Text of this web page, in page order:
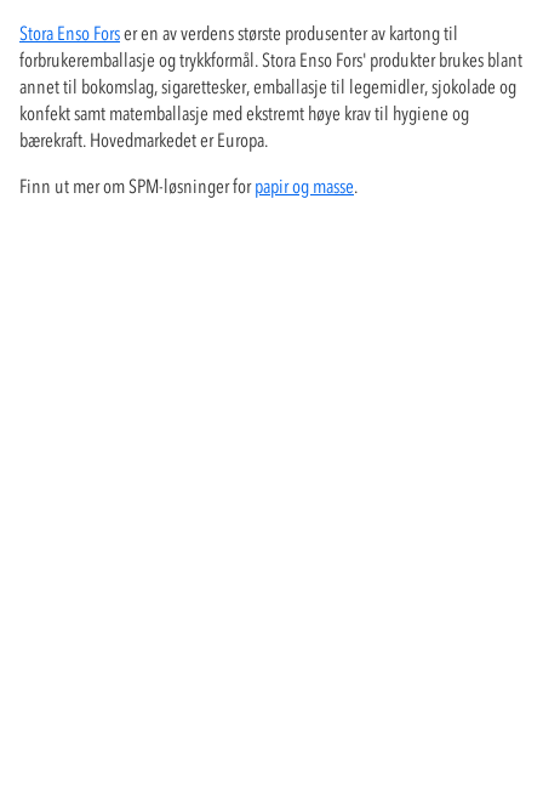
Stora Enso Forser en av verdens største produsenter av kartong til
forbrukeremballasje og trykkformål. Stora Enso Fors' produkter brukes blant
annet til bokomslag, sigarettesker, emballasje til legemidler, sjokolade og
konfekt samt matemballasje med ekstremt høye krav til hygiene og
bærekraft. Hovedmarkedet er Europa.
Finn ut mer om SPM-løsninger forpapir og masse.